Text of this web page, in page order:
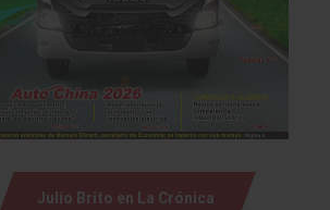
Julio Brito en La Crónica